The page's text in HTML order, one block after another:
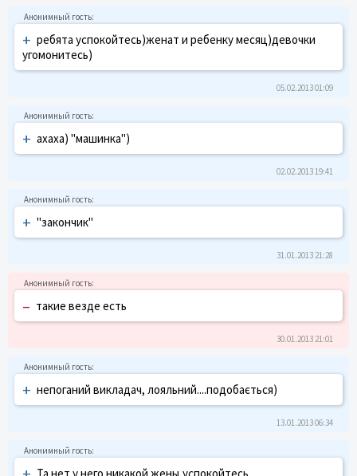
+ ребята успокойтесь)женат и ребенку месяц)девочки
угомонитесь)
05.02.2013 01:09
+ ахаха) "машинка")
02.02.2013 19:41
+ "закончик"
31.01.2013 21:28
– такие везде есть
30.01.2013 21:01
+ непоганий викладач, лояльний....подобається)
13.01.2013 06:34